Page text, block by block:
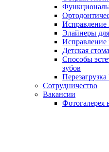
Исправление
Элайнеры
Исправление
Детская
Способы
зубов
Перезагрузка
Сотрудничество
Вакансии
Фотогалерея